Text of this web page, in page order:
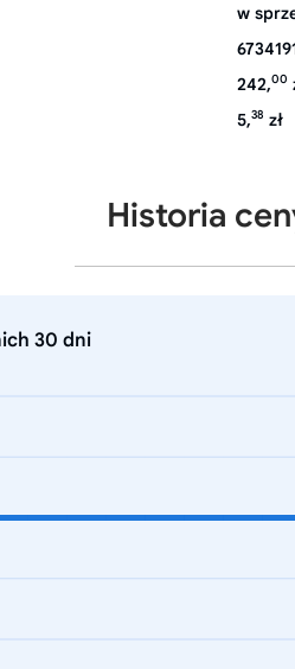
w
242,00
5,38 zł
Historia
30 dni